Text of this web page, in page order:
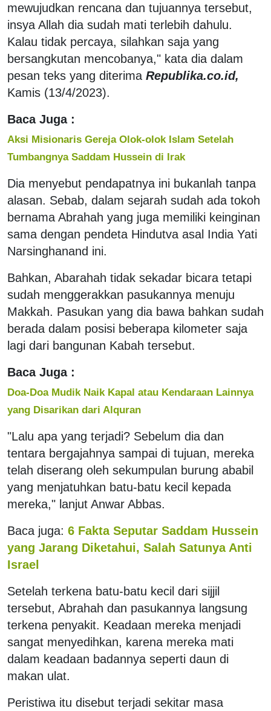
mewujudkan rencana dan tujuannya tersebut,
insya Allah dia sudah mati terlebih dahulu.
Kalau tidak percaya, silahkan saja yang
bersangkutan mencobanya," kata dia dalam
pesan teks yang diterima Republika.co.id,
Kamis (13/4/2023).
Baca Juga :
Aksi Misionaris Gereja Olok-olok Islam Setelah
Tumbangnya Saddam Hussein di Irak
Dia menyebut pendapatnya ini bukanlah tanpa
alasan. Sebab, dalam sejarah sudah ada tokoh
bernama Abrahah yang juga memiliki keinginan
sama dengan pendeta Hindutva asal India Yati
Narsinghanand ini.
Bahkan, Abarahah tidak sekadar bicara tetapi
sudah menggerakkan pasukannya menuju
Makkah. Pasukan yang dia bawa bahkan sudah
berada dalam posisi beberapa kilometer saja
lagi dari bangunan Kabah tersebut.
Baca Juga :
Doa-Doa Mudik Naik Kapal atau Kendaraan Lainnya
yang Disarikan dari Alquran
"Lalu apa yang terjadi? Sebelum dia dan
tentara bergajahnya sampai di tujuan, mereka
telah diserang oleh sekumpulan burung ababil
yang menjatuhkan batu-batu kecil kepada
mereka," lanjut Anwar Abbas.
Baca juga: 6 Fakta Seputar Saddam Hussein
yang Jarang Diketahui, Salah Satunya Anti
Israel
Setelah terkena batu-batu kecil dari sijjil
tersebut, Abrahah dan pasukannya langsung
terkena penyakit. Keadaan mereka menjadi
sangat menyedihkan, karena mereka mati
dalam keadaan badannya seperti daun di
makan ulat.
Peristiwa itu disebut terjadi sekitar masa